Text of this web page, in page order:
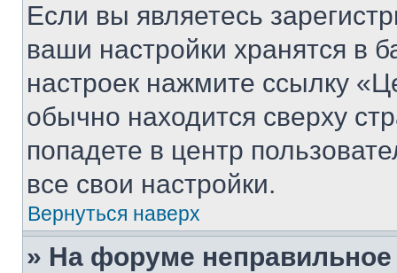
Если вы являетесь
ваши настройки хранятся в
настроек нажмите ссылку
обычно находится сверху
попадете в центр
все свои настройки.
Вернуться наверх
» На форуме